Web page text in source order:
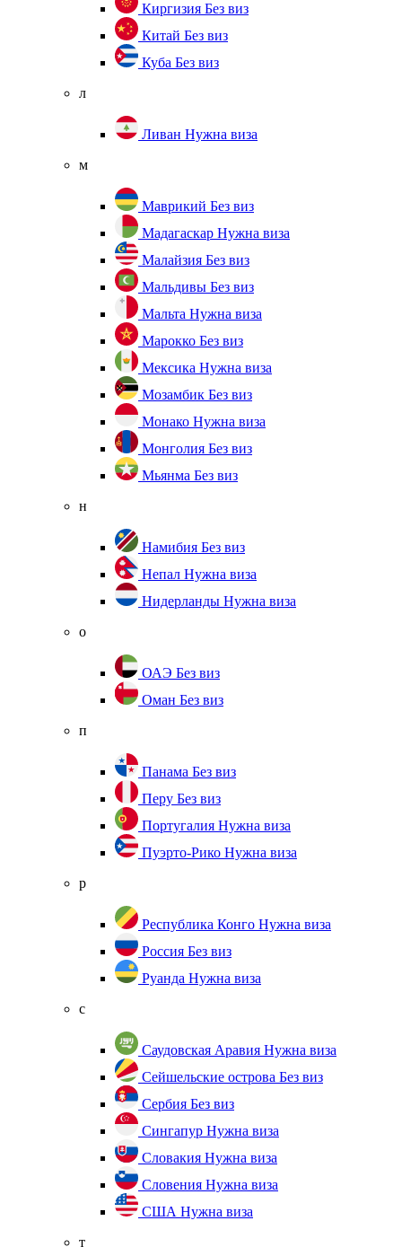
Киргизия Без виз
Китай Без виз
Куба Без виз
л
Ливан Нужна виза
м
Маврикий Без виз
Мадагаскар Нужна виза
Малайзия Без виз
Мальдивы Без виз
Мальта Нужна виза
Марокко Без виз
Мексика Нужна виза
Мозамбик Без виз
Монако Нужна виза
Монголия Без виз
Мьянма Без виз
н
Намибия Без виз
Непал Нужна виза
Нидерланды Нужна виза
о
ОАЭ Без виз
Оман Без виз
п
Панама Без виз
Перу Без виз
Португалия Нужна виза
Пуэрто-Рико Нужна виза
р
Республика Конго Нужна виза
Россия Без виз
Руанда Нужна виза
с
Саудовская Аравия Нужна виза
Сейшельские острова Без виз
Сербия Без виз
Сингапур Нужна виза
Словакия Нужна виза
Словения Нужна виза
США Нужна виза
т